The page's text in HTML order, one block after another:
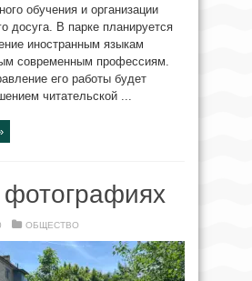
обучения и организации
досуга. В парке планируется
иностранным языкам
современным профессиям.
его работы будет
читательской ...
ОБЩЕСТВО